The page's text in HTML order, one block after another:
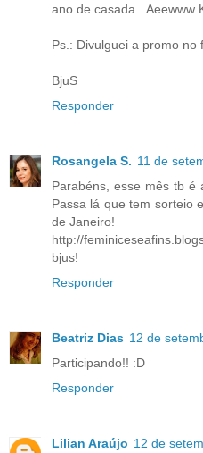
ano de casada...Aeewww
Ps.: Divulguei a promo no
BjuS
Responder
Rosangela S. 11 de
Parabéns, esse mês tb é
Passa lá que tem sorteio
de Janeiro!
http://
bjus!
Responder
Beatriz Dias 12 de
Participando!! :D
Responder
Lilian Araújo 12 de